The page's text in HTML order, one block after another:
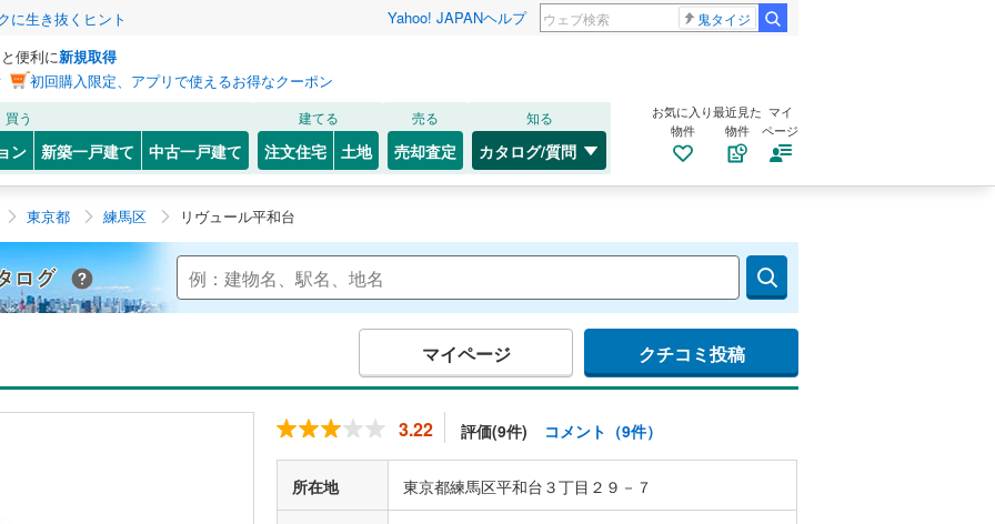
生き抜くヒント Yahoo! JAPANヘルプ 鬼タイジ
便利に新規取得
初回購入限定、アプリで使えるお得なクーポン
買う
ン 新築一戸建て 中古一戸建て
建てる
注文住宅 土地
売る
売却査定
知る
カタログ/質問
お気に入り
物件
最近見た
物件
マイ
ページ
東京都 練馬区 リヴュール平和台
Yahoo!不動産 マンションカタログ
マイページ クチコミ投稿
3.22 評価(9件) コメント（9件）
所在地 東京都練馬区平和台３丁目２９－７